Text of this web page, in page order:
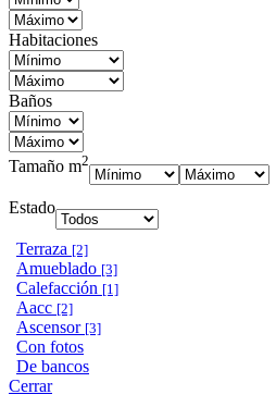
Habitaciones
Baños
Tamaño m2
Estado
Terraza [2]
Amueblado [3]
Calefacción [1]
Aacc [2]
Ascensor [3]
Con fotos
De bancos
Cerrar